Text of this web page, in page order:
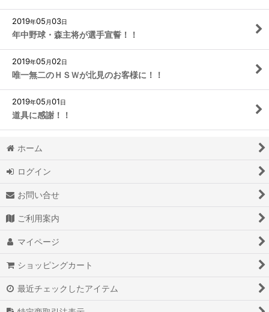
2019年05 月03日
年中野球・森主将が選手宣誓！！
2019年05 月02日
唯一無二のＨＳＷが北見のお客様に！！
2019年05 月01日
道具に感謝！！
ホーム
ログイン
お問い合せ
ご利用案内
マイページ
ショッピングカート
最近チェックしたアイテム